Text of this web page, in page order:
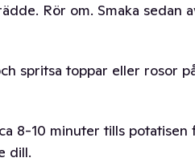
Rör om. Smaka sedan
spritsa toppar eller rosor
8-10 minuter tills
dill.